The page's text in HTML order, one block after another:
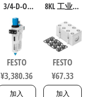
3/4-D-O-
MAXI 过滤
减压阀润
滑器组合
符合ISO
8573-1:2010
162744
FESTO
¥3,380.36
加入
8KL 工业自
件 538219
FESTO
¥67.33
加入